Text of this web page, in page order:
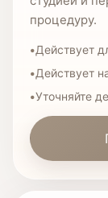
процедуру.
Действует
Действует
Уточняйте